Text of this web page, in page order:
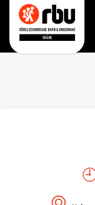
Gå till RBUs